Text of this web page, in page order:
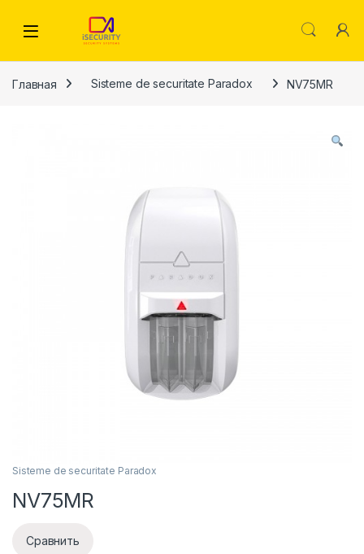
Главная Sisteme de securitate Paradox NV75MR
Sisteme de securitate Paradox
NV75MR
Сравнить